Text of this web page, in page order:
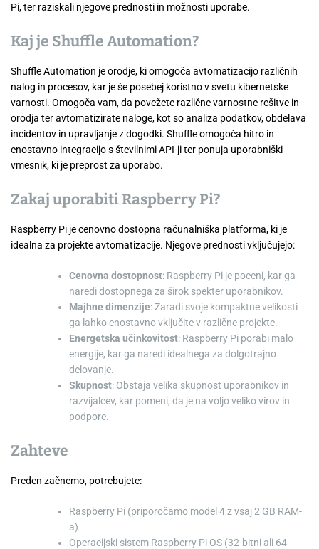
Pi, ter raziskali njegove prednosti in možnosti uporabe.
Kaj je Shuffle Automation?
Shuffle Automation je orodje, ki omogoča avtomatizacijo različnih
nalog in procesov, kar je še posebej koristno v svetu kibernetske
varnosti. Omogoča vam, da povežete različne varnostne rešitve in
orodja ter avtomatizirate naloge, kot so analiza podatkov, obdelava
incidentov in upravljanje z dogodki. Shuffle omogoča hitro in
enostavno integracijo s številnimi API-ji ter ponuja uporabniški
vmesnik, ki je preprost za uporabo.
Zakaj uporabiti Raspberry Pi?
Raspberry Pi je cenovno dostopna računalniška platforma, ki je
idealna za projekte avtomatizacije. Njegove prednosti vključujejo:
Cenovna dostopnost: Raspberry Pi je poceni, kar ga
naredi dostopnega za širok spekter uporabnikov.
Majhne dimenzije: Zaradi svoje kompaktne velikosti
ga lahko enostavno vključite v različne projekte.
Energetska učinkovitost: Raspberry Pi porabi malo
energije, kar ga naredi idealnega za dolgotrajno
delovanje.
Skupnost: Obstaja velika skupnost uporabnikov in
razvijalcev, kar pomeni, da je na voljo veliko virov in
podpore.
Zahteve
Preden začnemo, potrebujete:
Raspberry Pi (priporočamo model 4 z vsaj 2 GB RAM-
a)
Operacijski sistem Raspberry Pi OS (32-bitni ali 64-